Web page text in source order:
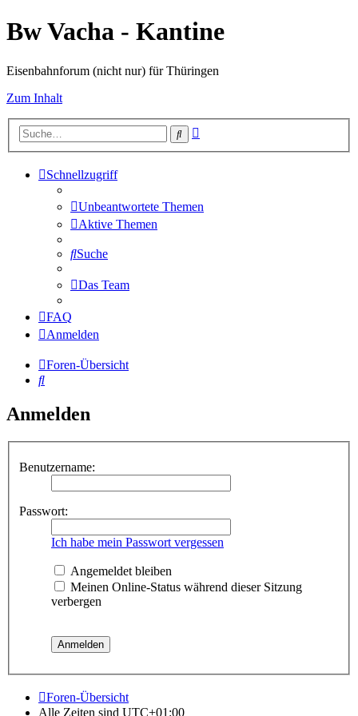
Bw Vacha - Kantine
Eisenbahnforum (nicht nur) für Thüringen
Zum Inhalt
Suche
Schnellzugriff
Unbeantwortete Themen
Aktive Themen
Suche
Das Team
FAQ
Anmelden
Foren-Übersicht
Suche
Anmelden
Benutzername:
Passwort:
Ich habe mein Passwort vergessen
Angemeldet bleiben
Meinen Online-Status während dieser Sitzung
verbergen
Foren-Übersicht
Alle Zeiten sind UTC+01:00